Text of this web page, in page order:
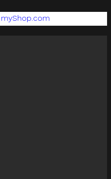
myShop.com